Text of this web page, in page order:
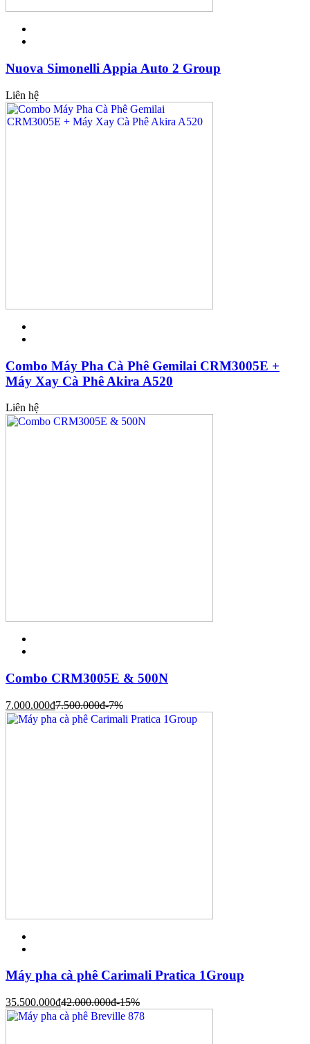
Nuova Simonelli Appia Auto 2 Group
Liên hệ
Combo Máy Pha Cà Phê Gemilai CRM3005E +
Máy Xay Cà Phê Akira A520
Liên hệ
Combo CRM3005E & 500N
7.000.000đ7.500.000đ-7%
Máy pha cà phê Carimali Pratica 1Group
35.500.000đ42.000.000đ-15%